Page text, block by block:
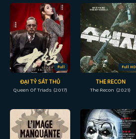
Full
ĐẠI TỶ SÁT THỦ
Queen Of Triads (2017)
Full HD
THE RECON
The Recon (2021)